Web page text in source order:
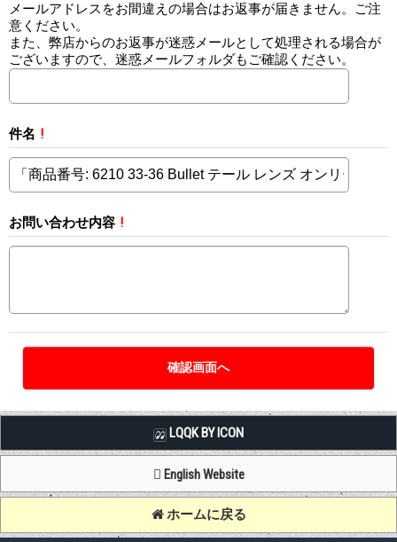
メールアドレスをお間違えの場合はお返事が届きません。ご注
意ください。
また、弊店からのお返事が迷惑メールとして処理される場合が
ございますので、迷惑メールフォルダもご確認ください。
件名 !
お問い合わせ内容 !
LQQK BY ICON
English Website
ホームに戻る